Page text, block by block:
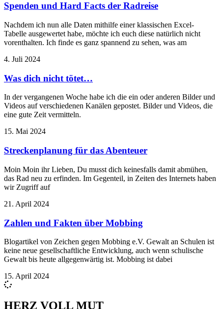
Spenden und Hard Facts der Radreise
Nachdem ich nun alle Daten mithilfe einer klassischen Excel-
Tabelle ausgewertet habe, möchte ich euch diese natürlich nicht
vorenthalten. Ich finde es ganz spannend zu sehen, was am
4. Juli 2024
Was dich nicht tötet…
In der vergangenen Woche habe ich die ein oder anderen Bilder und
Videos auf verschiedenen Kanälen gepostet. Bilder und Videos, die
eine gute Zeit vermitteln.
15. Mai 2024
Streckenplanung für das Abenteuer
Moin Moin ihr Lieben, Du musst dich keinesfalls damit abmühen,
das Rad neu zu erfinden. Im Gegenteil, in Zeiten des Internets haben
wir Zugriff auf
21. April 2024
Zahlen und Fakten über Mobbing
Blogartikel von Zeichen gegen Mobbing e.V. Gewalt an Schulen ist
keine neue gesellschaftliche Entwicklung, auch wenn schulische
Gewalt bis heute allgegenwärtig ist. Mobbing ist dabei
15. April 2024
HERZ VOLL MUT